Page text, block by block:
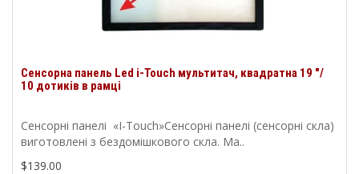
Сенсорна панель Led i-Touch мультитач, квадратна 19 "/
10 дотиків в рамці
Сенсорні панелі «I-Touch»Сенсорні панелі (сенсорні скла)
виготовлені з бездомішкового скла. Ма..
$139.00